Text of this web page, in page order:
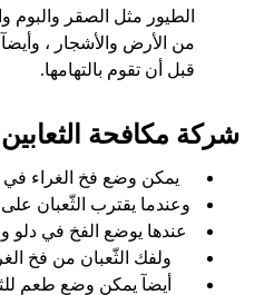
الطيور مثل الصقر والبوم
من الأرض والأشجار ،
قبل أن تقوم بالتهامها.
شركة مكافحة
يمكن وضع فخ الغراء
وعندما يقترب الثّعبان
عندها يوضع الفخ في دلو
ولفك الثّعبان من فخ
أيضآ يمكن وضع طعم